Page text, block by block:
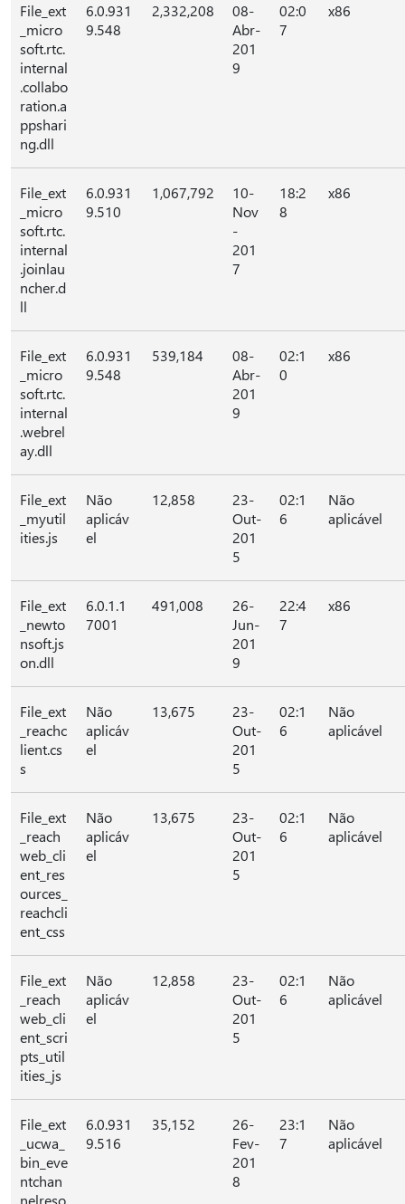
File_ext
_micro
soft.rtc.
internal
.collabo
ration.a
ppshari
ng.dll
6.0.931
9.548
2,332,208
08-
Abr-
201
9
02:0
7
x86
File_ext
_micro
soft.rtc.
internal
.joinlau
ncher.d
ll
6.0.931
9.510
1,067,792
10-
Nov
-
201
7
18:2
8
x86
File_ext
_micro
soft.rtc.
internal
.webrel
ay.dll
6.0.931
9.548
539,184
08-
Abr-
201
9
02:1
0
x86
File_ext
_myutil
ities.js
Não
aplicáv
el
12,858
23-
Out-
201
5
02:1
6
Não
aplicável
File_ext
_newto
nsoft.js
on.dll
6.0.1.1
7001
491,008
26-
Jun-
201
9
22:4
7
x86
File_ext
_reachc
lient.cs
s
Não
aplicáv
el
13,675
23-
Out-
201
5
02:1
6
Não
aplicável
File_ext
_reach
web_cli
ent_res
ources_
reachcli
ent_css
Não
aplicáv
el
13,675
23-
Out-
201
5
02:1
6
Não
aplicável
File_ext
_reach
web_cli
ent_scri
pts_util
ities_js
Não
aplicáv
el
12,858
23-
Out-
201
5
02:1
6
Não
aplicável
File_ext
_ucwa_
bin_eve
ntchan
nelreso
6.0.931
9.516
35,152
26-
Fev-
201
8
23:1
7
Não
aplicável